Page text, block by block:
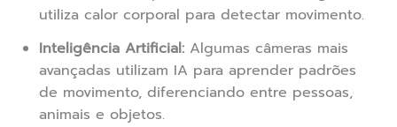
utiliza calor corporal para detectar movimento.
Inteligência Artificial: Algumas câmeras mais
avançadas utilizam IA para aprender padrões
de movimento, diferenciando entre pessoas,
animais e objetos.